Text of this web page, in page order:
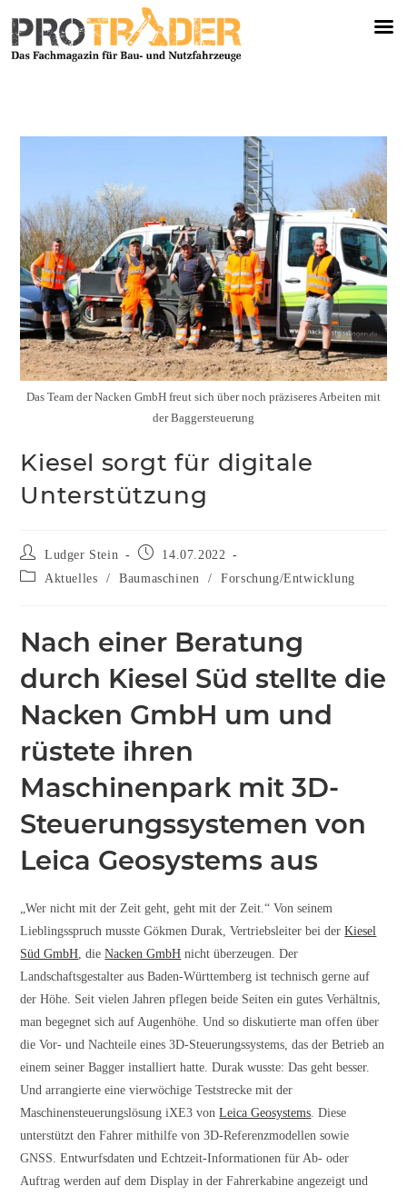
Das Team der Nacken GmbH freut sich über noch präziseres Arbeiten mit
der Baggersteuerung
Kiesel sorgt für digitale
Unterstützung
Ludger Stein
14.07.2022
Aktuelles
/ Baumaschinen / Forschung/Entwicklung
Nach einer Beratung
durch Kiesel Süd stellte die
Nacken GmbH um und
rüstete ihren
Maschinenpark mit 3D-
Steuerungssystemen von
Leica Geosystems aus
„Wer nicht mit der Zeit geht, geht mit der Zeit.“ Von seinem
Lieblingsspruch musste Gökmen Durak, Vertriebsleiter bei derKiesel
Süd GmbH, dieNacken GmbH nicht überzeugen. Der
Landschaftsgestalter aus Baden-Württemberg ist technisch gerne auf
der Höhe. Seit vielen Jahren pflegen beide Seiten ein gutes Verhältnis,
man begegnet sich auf Augenhöhe. Und so diskutierte man offen über
die Vor- und Nachteile eines 3D-Steuerungssystems, das der Betrieb an
einem seiner Bagger installiert hatte. Durak wusste: Das geht besser.
Und arrangierte eine vierwöchige Teststrecke mit der
Maschinensteuerungslösung iXE3 vonLeica Geosystems. Diese
unterstützt den Fahrer mithilfe von 3D-Referenzmodellen sowie
GNSS. Entwurfsdaten und Echtzeit-Informationen für Ab- oder
Auftrag werden auf dem Display in der Fahrerkabine angezeigt und